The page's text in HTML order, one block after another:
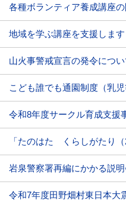
各種ボランティア養成講座
地域を学ぶ講座を支援します
山火事警戒宣言の発令につい
こども誰でも通園制度（乳
岩泉警察署再編にかかる説
令和7年度田野畑村東日本大